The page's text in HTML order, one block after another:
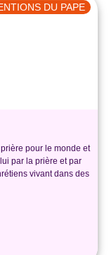
DU PAPE
pour le monde et
par la prière et par
vivant dans des